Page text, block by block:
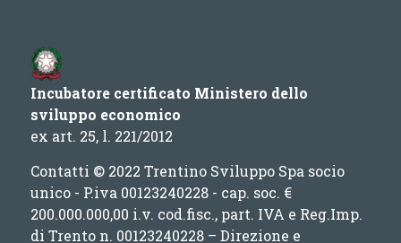
Incubatore certificato Ministero dello
sviluppo economico
ex art. 25, l. 221/2012
Contatti © 2022 Trentino Sviluppo Spa socio
unico - P.iva 00123240228 - cap. soc. €
200.000.000,00 i.v. cod.fisc., part. IVA e Reg.Imp.
di Trento n. 00123240228 – Direzione e